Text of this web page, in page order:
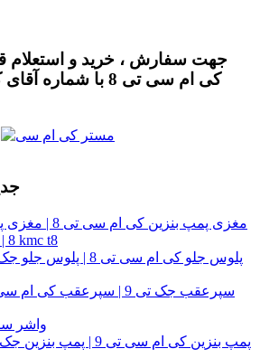
جهت سفارش ، خرید و استعلام
کی ام سی تی 8 با
مغزی پمپ بنزین
8 | مغزی پمپ بنزین kmc t8
واشر